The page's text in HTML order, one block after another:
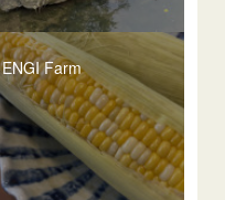
ENGI Farm